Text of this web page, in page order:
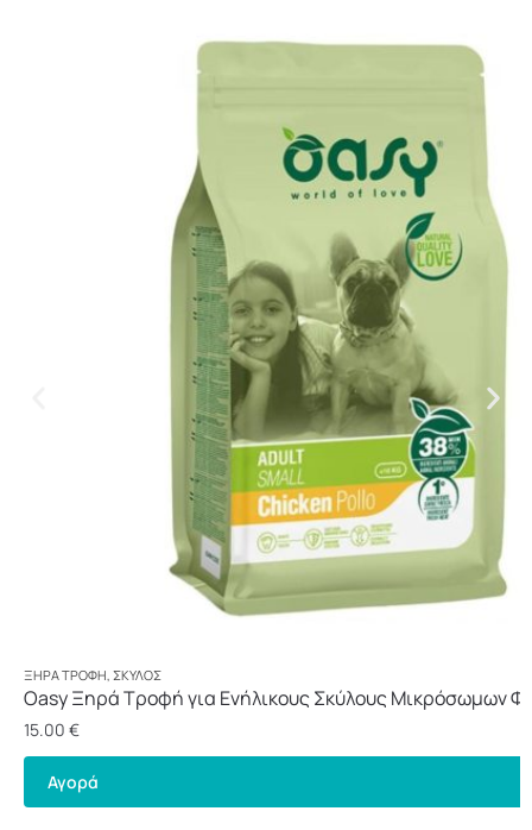
ΞΗΡΆ ΤΡΟΦΉ ΣΚΎΛΟΣ
Oasy Ξηρά Τροφή για Ενήλικους Σκύλους Μικρόσωμων
Κοτόπουλο 3kg
15.00 €
Αγορά